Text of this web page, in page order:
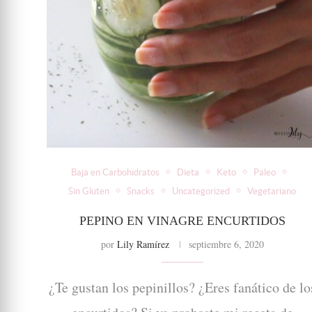
Baja en Carbohidratos Dieta Keto
Paleo
Sin Gluten
Snacks Uncategorized Vegetariano
PEPINO EN VINAGRE ENCURTIDOS
por Lily Ramírez septiembre 6, 2020
¿Te gustan los pepinillos? ¿Eres fanático de